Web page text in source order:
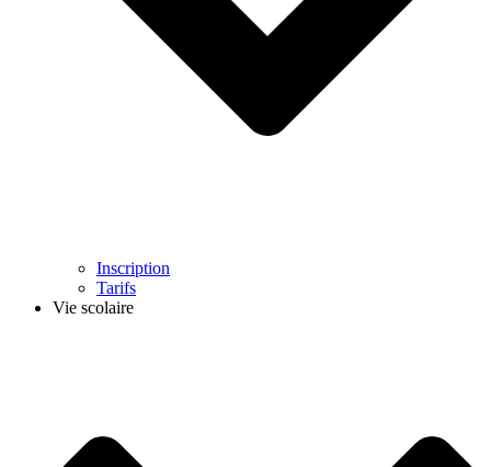
Inscription
Tarifs
Vie scolaire